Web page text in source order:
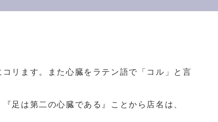
リます。また心臓をラテン語で「コル」と言
足は第二の心臓である』ことから店名は、